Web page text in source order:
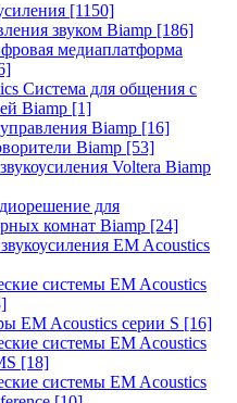
[1150]
звуком Biamp [186]
медиаплатформа
Система для общения с
Biamp [1]
Biamp [16]
Biamp [53]
Voltera Biamp
для
комнат Biamp [24]
EM Acoustics
системы EM Acoustics
EM Acoustics серии S [16]
системы EM Acoustics
[18]
системы EM Acoustics